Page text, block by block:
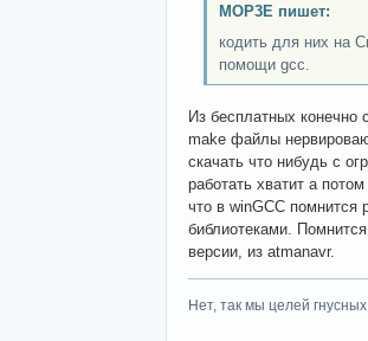
MOP3E пишет:
кодить для них на
помощи gcc.
Из бесплатных конечно
make файлы
скачать что нибудь с
работать хватит а
что в winGCC помнится
библиотеками.
версии, из atmanavr.
Нет, так мы целей